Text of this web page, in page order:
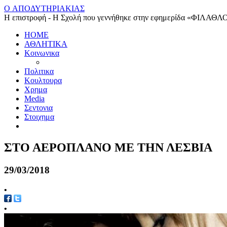
O ΑΠΟΔΥΤΗΡΙΑΚΙΑΣ
Η επιστροφή - Η Σχολή που γεννήθηκε στην εφημερίδα
HOME
ΑΘΛΗΤΙΚΑ
Κοινωνικα
Πολιτικα
Κουλτουρα
Χρημα
Media
Σεντονια
Στοιχημα
ΣΤΟ ΑΕΡΟΠΛΑΝΟ ΜΕ ΤΗΝ ΛΕΣΒΙΑ
29/03/2018
•
•